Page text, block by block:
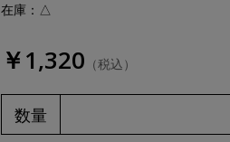
在庫：△
￥1,320 （税込）
数量